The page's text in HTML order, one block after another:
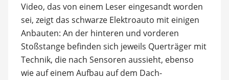
Video, das von einem Leser eingesandt worden
sei, zeigt das schwarze Elektroauto mit einigen
Anbauten: An der hinteren und vorderen
Stoßstange befinden sich jeweils Querträger mit
Technik, die nach Sensoren aussieht, ebenso
wie auf einem Aufbau auf dem Dach-